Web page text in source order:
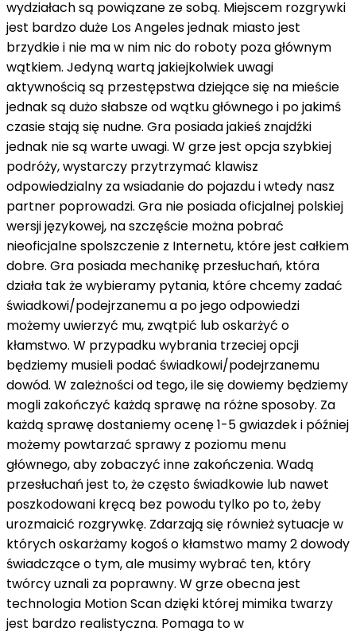
wydziałach są powiązane ze sobą. Miejscem rozgrywki
jest bardzo duże Los Angeles jednak miasto jest
brzydkie i nie ma w nim nic do roboty poza głównym
wątkiem. Jedyną wartą jakiejkolwiek uwagi
aktywnością są przestępstwa dziejące się na mieście
jednak są dużo słabsze od wątku głównego i po jakimś
czasie stają się nudne. Gra posiada jakieś znajdźki
jednak nie są warte uwagi. W grze jest opcja szybkiej
podróży, wystarczy przytrzymać klawisz
odpowiedzialny za wsiadanie do pojazdu i wtedy nasz
partner poprowadzi. Gra nie posiada oficjalnej polskiej
wersji językowej, na szczęście można pobrać
nieoficjalne spolszczenie z Internetu, które jest całkiem
dobre. Gra posiada mechanikę przesłuchań, która
działa tak że wybieramy pytania, które chcemy zadać
świadkowi/podejrzanemu a po jego odpowiedzi
możemy uwierzyć mu, zwątpić lub oskarżyć o
kłamstwo. W przypadku wybrania trzeciej opcji
będziemy musieli podać świadkowi/podejrzanemu
dowód. W zależności od tego, ile się dowiemy będziemy
mogli zakończyć każdą sprawę na różne sposoby. Za
każdą sprawę dostaniemy ocenę 1-5 gwiazdek i później
możemy powtarzać sprawy z poziomu menu
głównego, aby zobaczyć inne zakończenia. Wadą
przesłuchań jest to, że często świadkowie lub nawet
poszkodowani kręcą bez powodu tylko po to, żeby
urozmaicić rozgrywkę. Zdarzają się również sytuacje w
których oskarżamy kogoś o kłamstwo mamy 2 dowody
świadczące o tym, ale musimy wybrać ten, który
twórcy uznali za poprawny. W grze obecna jest
technologia Motion Scan dzięki której mimika twarzy
jest bardzo realistyczna. Pomaga to w